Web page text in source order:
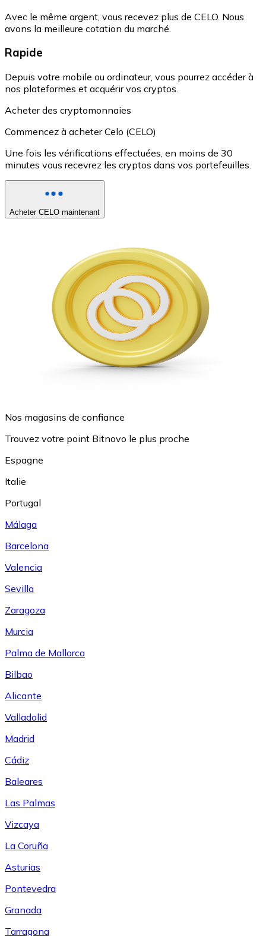
Avec le même argent, vous recevez plus de CELO. Nous
avons la meilleure cotation du marché.
Rapide
Depuis votre mobile ou ordinateur, vous pourrez accéder à
nos plateformes et acquérir vos cryptos.
Acheter des cryptomonnaies
Commencez à acheter Celo (CELO)
Une fois les vérifications effectuées, en moins de 30
minutes vous recevrez les cryptos dans vos portefeuilles.
Acheter CELO maintenant
Nos magasins de confiance
Trouvez votre point Bitnovo le plus proche
Espagne
Italie
Portugal
Málaga
Barcelona
Valencia
Sevilla
Zaragoza
Murcia
Palma de Mallorca
Bilbao
Alicante
Valladolid
Madrid
Cádiz
Baleares
Las Palmas
Vizcaya
La Coruña
Asturias
Pontevedra
Granada
Tarragona